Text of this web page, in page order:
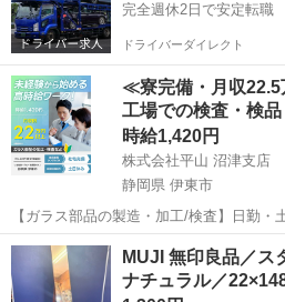
完全週休2日で安定転職
ドライバーダイレクト
≪寮完備・月収
工場での検査・検品
時給1,420円
株式会社平山 沼津支店
静岡県 伊東市
【ガラス部品の製造・加工/検査】日勤・
豆でのんびりライフ♪ ガラス部品の製造・加工/検査 【株式会社平山で
の正社員採用（無期雇用派遣）となります】 「2人で同じ職場
たい」 「仕事も休みも一...
静岡 伊東市 その他
MUJI 無印良品／ス
ナチュラル／